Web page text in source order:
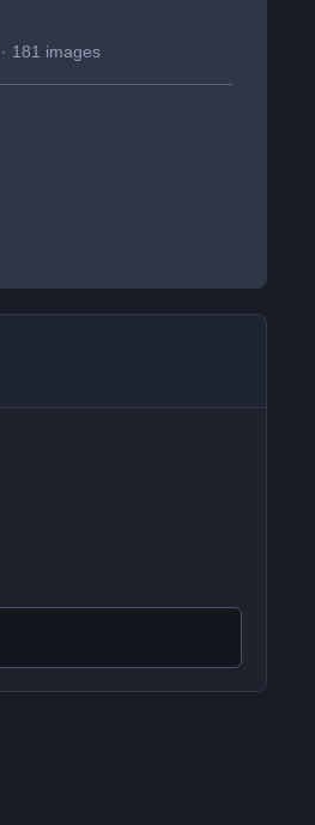
· 181 images